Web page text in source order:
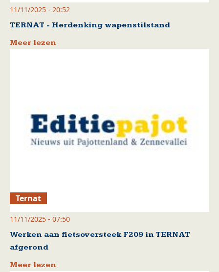
11/11/2025 - 20:52
TERNAT - Herdenking wapenstilstand
Meer lezen
Ternat
11/11/2025 - 07:50
Werken aan fietsoversteek F209 in TERNAT
afgerond
Meer lezen